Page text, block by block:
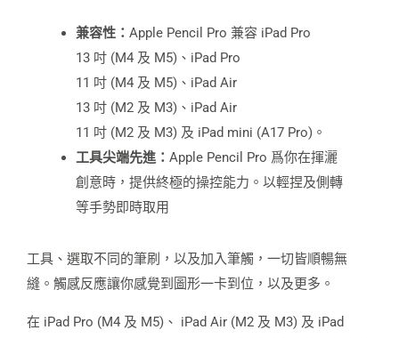
兼容性： Apple Pencil Pro 兼容 iPad Pro
13 吋 (M4 及 M5)、iPad Pro
11 吋 (M4 及 M5)、iPad Air
13 吋 (M2 及 M3)、iPad Air
11 吋 (M2 及 M3) 及 iPad mini (A17 Pro)。
工具尖端先進： Apple Pencil Pro 爲你在揮灑
創意時，提供終極的操控能力。以輕捏及側轉
等手勢即時取用
工具、選取不同的筆刷，以及加入筆觸，一切皆順暢無
縫。觸感反應讓你感覺到圖形一卡到位，以及更多。
在 iPad Pro (M4 及 M5)、 iPad Air (M2 及 M3) 及 iPad